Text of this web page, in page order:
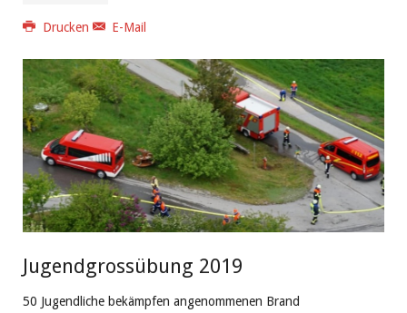
Drucken E-Mail
Jugendgrossübung 2019
50 Jugendliche bekämpfen angenommenen Brand